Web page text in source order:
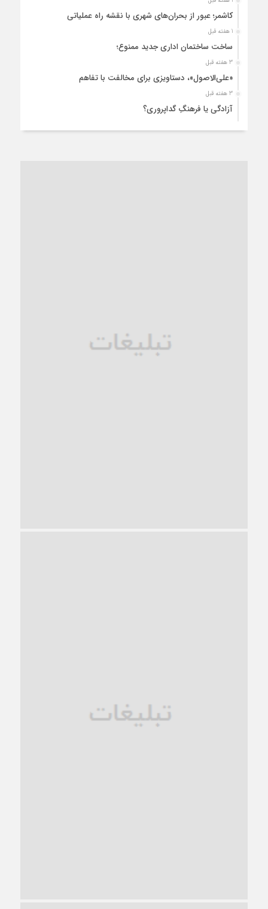
کاشمر؛ عبور از بحران‌های شهری با نقشه راه عملیاتی
1 هفته قبل
ساخت ساختمان اداری جدید ممنوع؛
3 هفته قبل
«علی‌الاصول»، دستاویزی برای مخالفت با تفاهم
3 هفته قبل
آزادگی یا فرهنگِ گداپروری؟
ترجیح عقلانیت ایرانی بر دیدگاه‌های آخرالزمانی